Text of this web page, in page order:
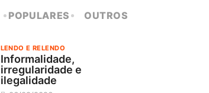
POPULARES OUTROS
LENDO E RELENDO
Informalidade,
irregularidade e
ilegalidade